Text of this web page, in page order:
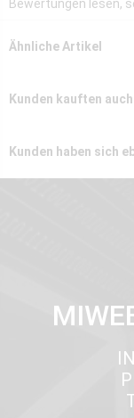
Bewertungen lesen,
Ähnliche Artikel
Kunden kauften auch
Kunden haben sich